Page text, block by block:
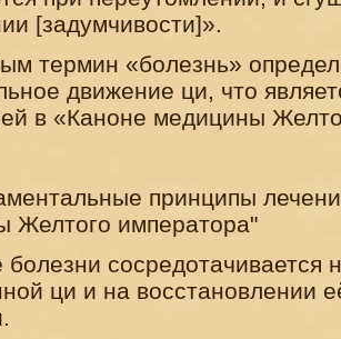
[задумчивости]».
термин «болезнь»
движение ци, что
в «Каноне медицины
принципы
Желтого императора"
сосредотачивается
ци и на восстановлении